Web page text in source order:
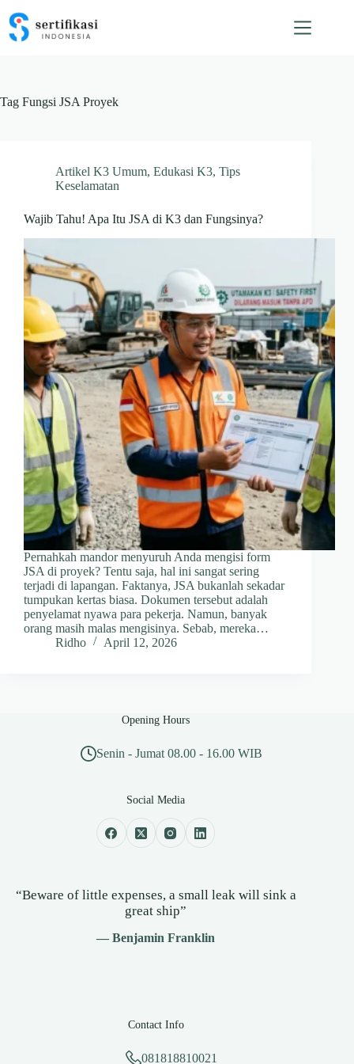
content
Tag Fungsi JSA Proyek
Artikel K3 Umum, Edukasi K3, Tips
Keselamatan
Wajib Tahu! Apa Itu JSA di K3 dan Fungsinya?
Pernahkah mandor menyuruh Anda mengisi form
JSA di proyek? Tentu saja, hal ini sangat sering
terjadi di lapangan. Faktanya, JSA bukanlah sekadar
tumpukan kertas biasa. Dokumen tersebut adalah
penyelamat nyawa para pekerja. Namun, banyak
orang masih malas mengisinya. Sebab, mereka…
Ridho
April 12, 2026
Opening Hours
Senin - Jumat 08.00 - 16.00 WIB
Social Media
“Beware of little expenses, a small leak will sink a
great ship”
— Benjamin Franklin
Contact Info
081818810021